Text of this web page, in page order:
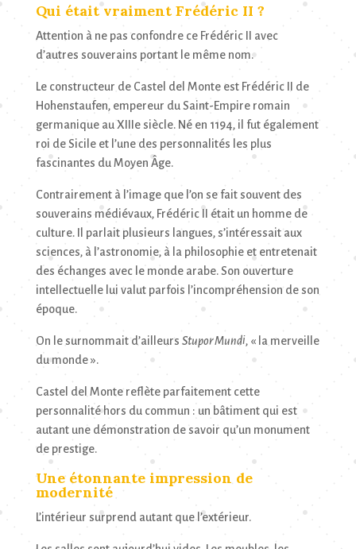
Qui était vraiment Frédéric II ?
Attention à ne pas confondre ce Frédéric II avec
d’autres souverains portant le même nom.
Le constructeur de Castel del Monte est Frédéric II de
Hohenstaufen, empereur du Saint-Empire romain
germanique au XIIIe siècle. Né en 1194, il fut également
roi de Sicile et l’une des personnalités les plus
fascinantes du Moyen Âge.
Contrairement à l’image que l’on se fait souvent des
souverains médiévaux, Frédéric II était un homme de
culture. Il parlait plusieurs langues, s’intéressait aux
sciences, à l’astronomie, à la philosophie et entretenait
des échanges avec le monde arabe. Son ouverture
intellectuelle lui valut parfois l’incompréhension de son
époque.
On le surnommait d’ailleurs Stupor Mundi, « la merveille
du monde ».
Castel del Monte reflète parfaitement cette
personnalité hors du commun : un bâtiment qui est
autant une démonstration de savoir qu’un monument
de prestige.
Une étonnante impression de
modernité
L’intérieur surprend autant que l’extérieur.